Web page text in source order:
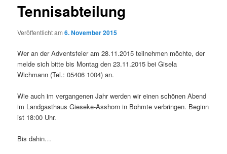
Tennisabteilung
Veröffentlicht am6. November 2015
Wer an der Adventsfeier am 28.11.2015 teilnehmen möchte, der
melde sich bitte bis Montag den 23.11.2015 bei Gisela
Wichmann (Tel.: 05406 1004) an.
Wie auch im vergangenen Jahr werden wir einen schönen Abend
im Landgasthaus Gieseke-Asshorn in Bohmte verbringen. Beginn
ist 18:00 Uhr.
Bis dahin…